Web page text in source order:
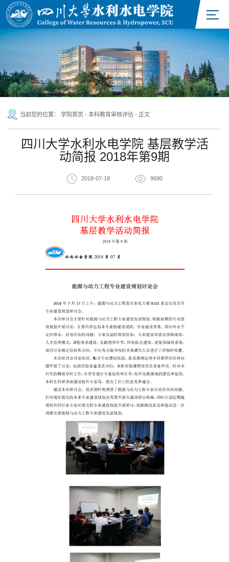
当前您的位置： 学院首页 - 本科教育审核评估 - 正文
四川大学水利水电学院 基层教学活
动简报 2018年第9期
2018-07-18 9690